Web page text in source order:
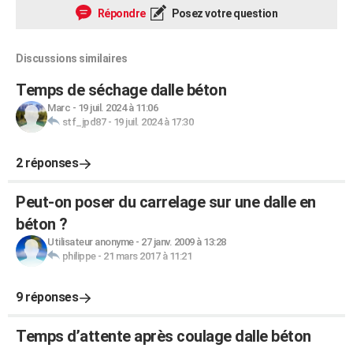
Répondre Posez votre question
Discussions similaires
Temps de séchage dalle béton
Marc - 19 juil. 2024 à 11:06
stf_jpd87- 19 juil. 2024 à 17:30
2 réponses
Peut-on poser du carrelage sur une dalle en
béton ?
Utilisateur anonyme- 27 janv. 2009 à 13:28
philippe- 21 mars 2017 à 11:21
9 réponses
Temps d’attente après coulage dalle béton